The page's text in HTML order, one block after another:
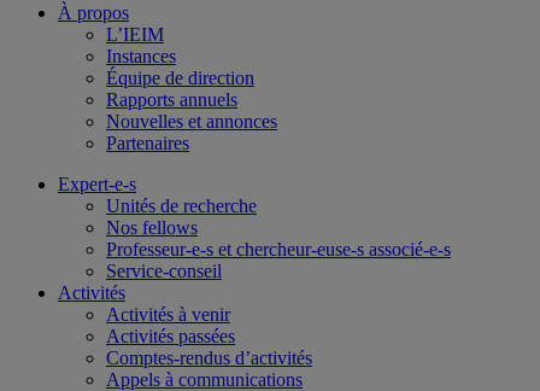
À propos
L’IEIM
Instances
Équipe de direction
Rapports annuels
Nouvelles et annonces
Partenaires
Expert-e-s
Unités de recherche
Nos fellows
Professeur-e-s et chercheur-euse-s associé-e-s
Service-conseil
Activités
Activités à venir
Activités passées
Comptes-rendus d’activités
Appels à communications